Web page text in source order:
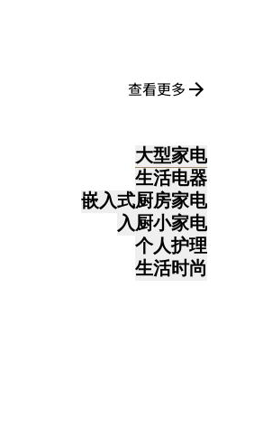
查看更多
大型家电
生活电器
嵌入式厨房家电
入厨小家电
个人护理
生活时尚